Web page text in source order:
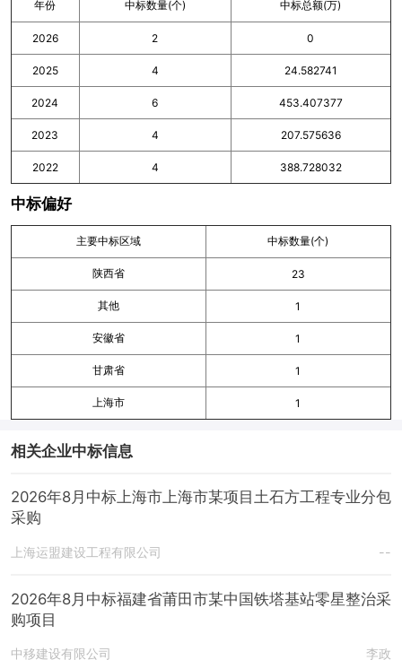
年份 中标数量(个) 中标总额(万)
2026 2 0
2025 4 24.582741
2024 6 453.407377
2023 4 207.575636
2022 4 388.728032
中标偏好
主要中标区域 中标数量(个)
陕西省 23
其他 1
安徽省 1
甘肃省 1
上海市 1
相关企业中标信息
2026年8月中标上海市上海市某项目土石方工程专业分包
采购
上海运盟建设工程有限公司 --
2026年8月中标福建省莆田市某中国铁塔基站零星整治采
购项目
中移建设有限公司 李政